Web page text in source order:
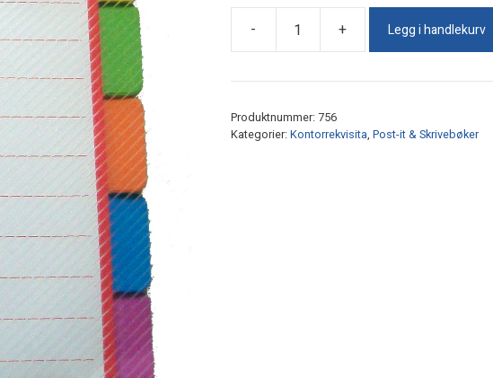
-
linjert
Hvit
antall
+ Legg i handlekurv
Produktnummer: 756
Kategorier: Kontorrekvisita, Post-it & Skrivebøker